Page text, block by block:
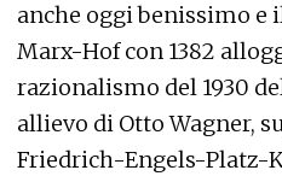
anche oggi benissimo e
Marx-Hof con 1382
razionalismo del 1930
allievo di Otto Wagner,
Friedrich-Engels-Platz-